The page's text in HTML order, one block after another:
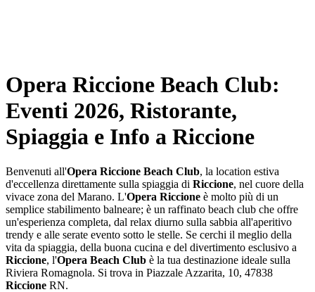
Opera Riccione Beach Club:
Eventi 2026, Ristorante,
Spiaggia e Info a Riccione
Benvenuti all'Opera Riccione Beach Club, la location estiva
d'eccellenza direttamente sulla spiaggia di Riccione, nel cuore della
vivace zona del Marano. L'Opera Riccione è molto più di un
semplice stabilimento balneare; è un raffinato beach club che offre
un'esperienza completa, dal relax diurno sulla sabbia all'aperitivo
trendy e alle serate evento sotto le stelle. Se cerchi il meglio della
vita da spiaggia, della buona cucina e del divertimento esclusivo a
Riccione, l'Opera Beach Club è la tua destinazione ideale sulla
Riviera Romagnola. Si trova in Piazzale Azzarita, 10, 47838
Riccione RN.